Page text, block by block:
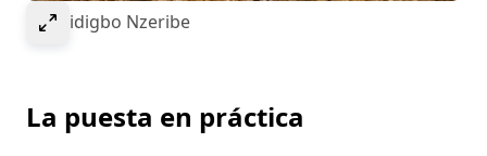
Select to expand image
© Obidigbo Nzeribe
La puesta en práctica